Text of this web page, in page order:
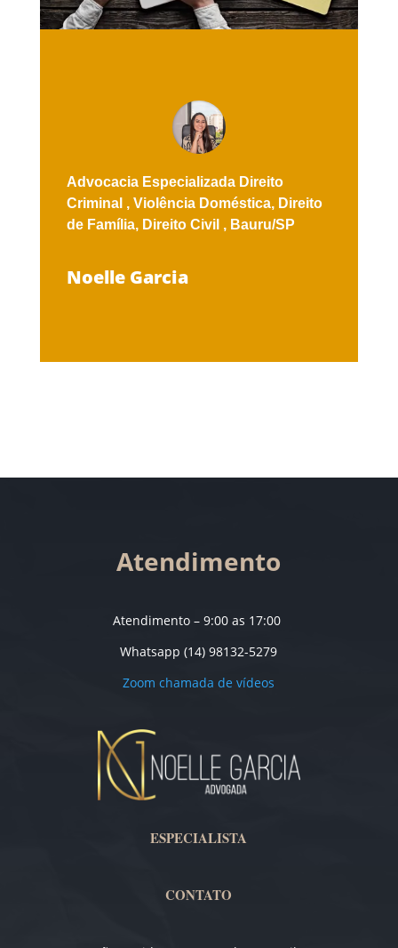
Advocacia Especializada Direito
Criminal , Violência Doméstica, Direito
de Família, Direito Civil , Bauru/SP
Noelle Garcia
Atendimento
Atendimento – 9:00 as 17:00
Whatsapp (14) 98132-5279
Zoom chamada de vídeos
ESPECIALISTA
CONTATO